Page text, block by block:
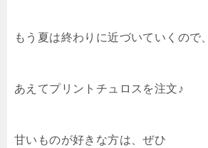
もう夏は終わりに近づいていくので、
あえてプリントチュロスを注文♪
甘いものが好きな方は、ぜひ